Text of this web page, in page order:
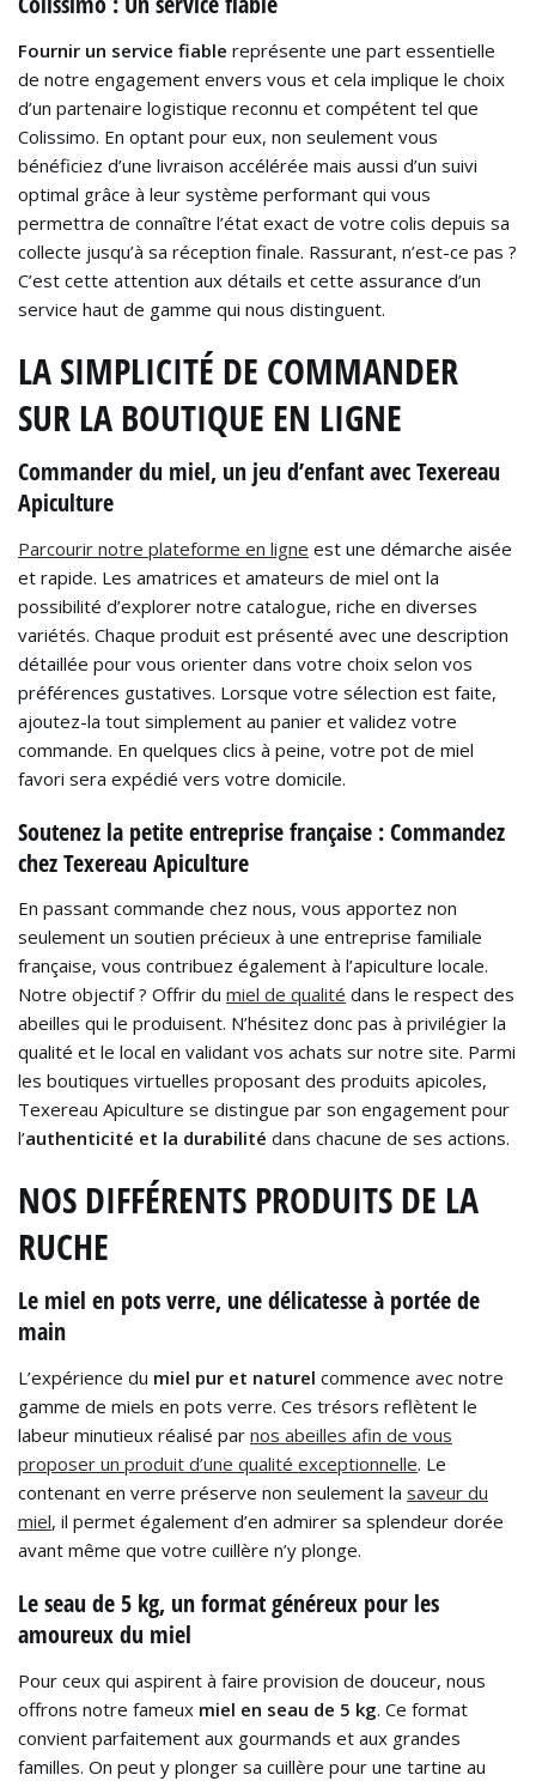
Fournir un service fiable représente une part essentielle
de notre engagement envers vous et cela implique le choix
d’un partenaire logistique reconnu et compétent tel que
Colissimo. En optant pour eux, non seulement vous
bénéficiez d’une livraison accélérée mais aussi d’un suivi
optimal grâce à leur système performant qui vous
permettra de connaître l’état exact de votre colis depuis sa
collecte jusqu’à sa réception finale. Rassurant, n’est-ce pas ?
C’est cette attention aux détails et cette assurance d’un
service haut de gamme qui nous distinguent.
LA SIMPLICITÉ DE COMMANDER
SUR LA BOUTIQUE EN LIGNE
Commander du miel, un jeu d’enfant avec Texereau
Apiculture
Parcourir notre plateforme en ligne est une démarche aisée
et rapide. Les amatrices et amateurs de miel ont la
possibilité d’explorer notre catalogue, riche en diverses
variétés. Chaque produit est présenté avec une description
détaillée pour vous orienter dans votre choix selon vos
préférences gustatives. Lorsque votre sélection est faite,
ajoutez-la tout simplement au panier et validez votre
commande. En quelques clics à peine, votre pot de miel
favori sera expédié vers votre domicile.
Soutenez la petite entreprise française : Commandez
chez Texereau Apiculture
En passant commande chez nous, vous apportez non
seulement un soutien précieux à une entreprise familiale
française, vous contribuez également à l’apiculture locale.
Notre objectif ? Offrir du miel de qualité dans le respect des
abeilles qui le produisent. N’hésitez donc pas à privilégier la
qualité et le local en validant vos achats sur notre site. Parmi
les boutiques virtuelles proposant des produits apicoles,
Texereau Apiculture se distingue par son engagement pour
l’authenticité et la durabilité dans chacune de ses actions.
NOS DIFFÉRENTS PRODUITS DE LA
RUCHE
Le miel en pots verre, une délicatesse à portée de
main
L’expérience du miel pur et naturel commence avec notre
gamme de miels en pots verre. Ces trésors reflètent le
labeur minutieux réalisé par nos abeilles afin de vous
proposer un produit d’une qualité exceptionnelle. Le
contenant en verre préserve non seulement la saveur du
miel, il permet également d’en admirer sa splendeur dorée
avant même que votre cuillère n’y plonge.
Le seau de 5 kg, un format généreux pour les
amoureux du miel
Pour ceux qui aspirent à faire provision de douceur, nous
offrons notre fameux miel en seau de 5 kg. Ce format
convient parfaitement aux gourmands et aux grandes
familles. On peut y plonger sa cuillère pour une tartine au